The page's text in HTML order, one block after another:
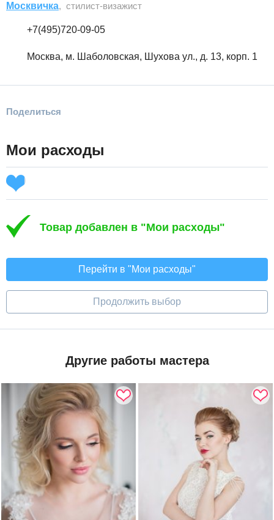
Москвичка, стилист-визажист
+7(495)720-09-05
Москва, м. Шаболовская, Шухова ул., д. 13, корп. 1
Поделиться
Мои расходы
Товар добавлен в "Мои расходы"
Перейти в "Мои расходы"
Продолжить выбор
Другие работы мастера